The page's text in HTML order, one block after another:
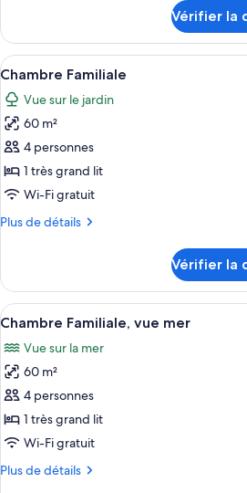
vue
mer
le
type
de
chambre
Chambre
Deluxe,
vue
mer
Vérifier la
Afficher
toutes
les
photos
pour
ce
type
chambre :
Une
4
Chambre Familiale
Vue sur le jardin
60 m²
4 personnes
1 très grand lit
Wi-Fi gratuit
Plus de détails
Plus
le
type
de
Chambre
Familiale
Vérifier la
Afficher
toutes
les
photos
pour
ce
type
chambre :
Une
5
Chambre Familiale, vue mer
Vue sur la mer
60 m²
4 personnes
1 très grand lit
Wi-Fi gratuit
Plus de détails
Plus